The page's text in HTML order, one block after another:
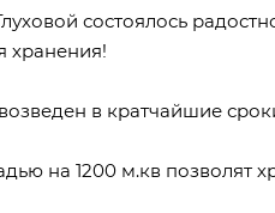
состоялось
хранения!
в кратчайшие
на 1200 м.кв позволят